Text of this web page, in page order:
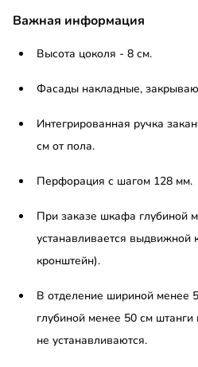
Важная информация
Высота цоколя - 8 см.
Фасады накладные,
Интегрированная ручка
см от пола.
Перфорация с шагом 128 мм.
При заказе шкафа глубиной
устанавливается выдвижной
кронштейн).
В отделение шириной менее
глубиной менее 50 см
не устанавливаются.